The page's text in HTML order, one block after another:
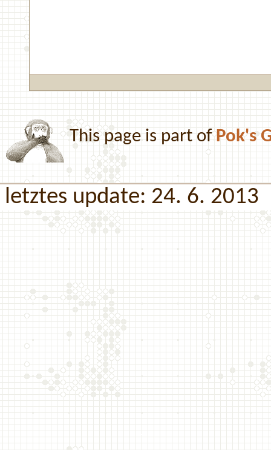
This page is part of Pok's
letztes update: 24. 6. 2013